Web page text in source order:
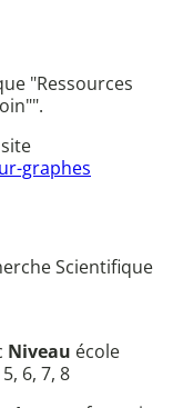
"Ressources
graphes
Scientifique
Niveau école
5, 6, 7, 8